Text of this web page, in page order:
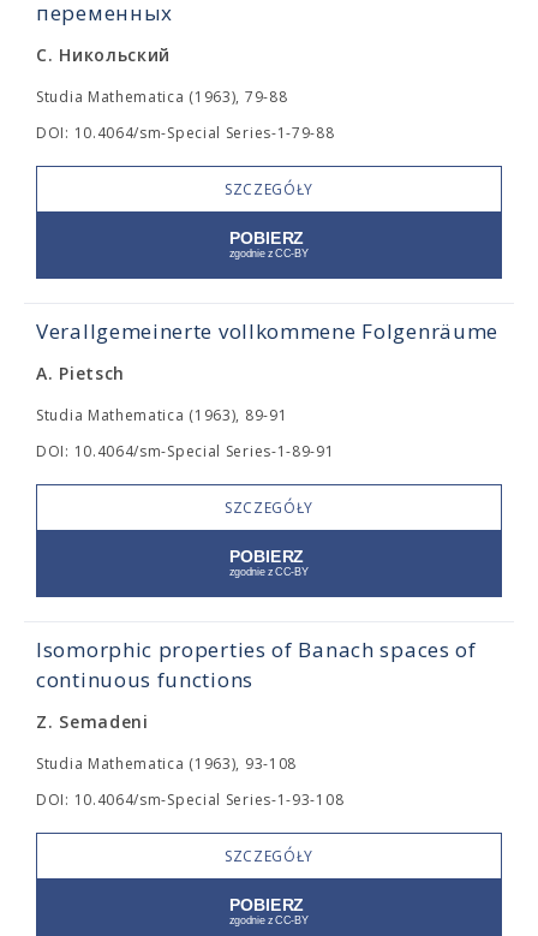
переменных
С. Никольский
Studia Mathematica (1963), 79-88
DOI: 10.4064/sm-Special Series-1-79-88
SZCZEGÓŁY
Verallgemeinerte vollkommene Folgenräume
A. Pietsch
Studia Mathematica (1963), 89-91
DOI: 10.4064/sm-Special Series-1-89-91
SZCZEGÓŁY
Isomorphic properties of Banach spaces of
continuous functions
Z. Semadeni
Studia Mathematica (1963), 93-108
DOI: 10.4064/sm-Special Series-1-93-108
SZCZEGÓŁY